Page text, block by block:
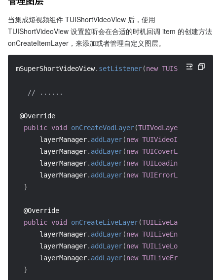
当集成短视频组件 TUIShortVideoView 后，使用
TUIShortVideoView 设置监听会在合适的时机回调 item 的创建方法
onCreateItemLayer，来添加或者管理自定义图层。
mSuperShortVideoView. setListener(new
// ......
@Override
public void onCreateVodLayer(TUIVodLayerManager
      layerManager
. addLayer(new TUIVideoInfoLayer
      layerManager
. addLayer(new TUICoverLayer
      layerManager
. addLayer(new TUILoadingLayer
      layerManager
. addLayer(new TUIErrorLayer
}
@Override
public void onCreateLiveLayer(TUILiveLayerManager
      layerManager
. addLayer(new TUILiveEntranceLayer
      layerManager
. addLayer(new TUILiveLoadingLayer
      layerManager
. addLayer(new TUILiveErrorLayer
}